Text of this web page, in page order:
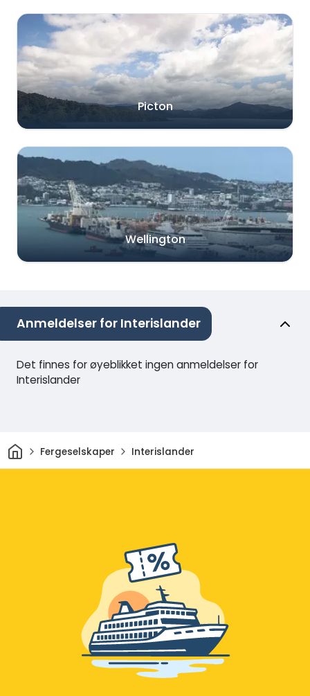
Picton
Wellington
Anmeldelser for Interislander
Det finnes for øyeblikket ingen anmeldelser for
Interislander
HjemFergeselskaper Interislander